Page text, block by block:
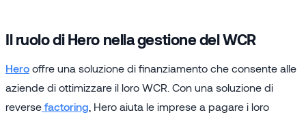
Il ruolo di Hero nella gestione del WCR
Hero offre una soluzione di finanziamento che consente alle
aziende di ottimizzare il loro WCR. Con una soluzione di
reverse factoring , Hero aiuta le imprese a pagare i loro